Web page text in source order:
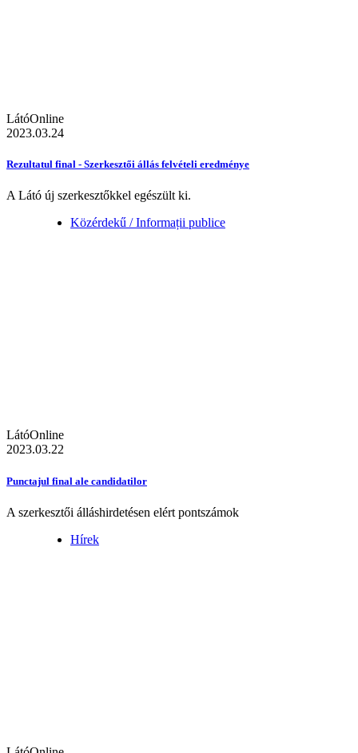
LátóOnline
2023.03.24
Rezultatul final - Szerkesztői állás felvételi eredménye
A Látó új szerkesztőkkel egészült ki.
Közérdekű / Informații publice
LátóOnline
2023.03.22
Punctajul final ale candidatilor
A szerkesztői álláshirdetésen elért pontszámok
Hírek